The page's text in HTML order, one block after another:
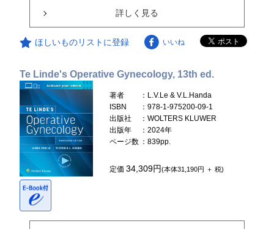
詳しく見る
ほしいものリストに登録 いいね
Te Linde's Operative Gynecology, 13th ed.
著者
：L.V.Le & V.L.Handa
ISBN
：978-1-975200-09-1
出版社
：WOLTERS KLUWER
出版年
：2024年
ページ数 ：839pp.
定価34,309円(本体31,190円 ＋ 税)